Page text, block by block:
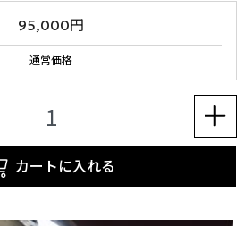
95,000円
通常価格
カートに入れる